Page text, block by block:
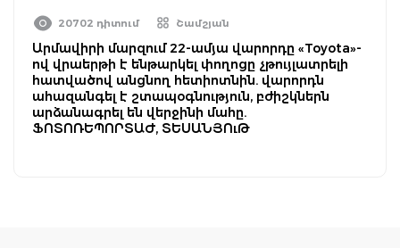
20702 դիտում Շամշյան
Արմավիրի մարզում 22-ամյա վարորդը «Toyota»-
ով վրաերթի է ենթարկել փողոցը չթույլատրելի
հատվածով անցնող հետիոտնին. վարորդն
ահազանգել է շտապօգնություն, բժիշկներն
արձանագրել են վերջինի մահը.
ՖՈՏՈՌԵՊՈՐՏԱԺ, ՏԵՍԱՆՅՈւԹ